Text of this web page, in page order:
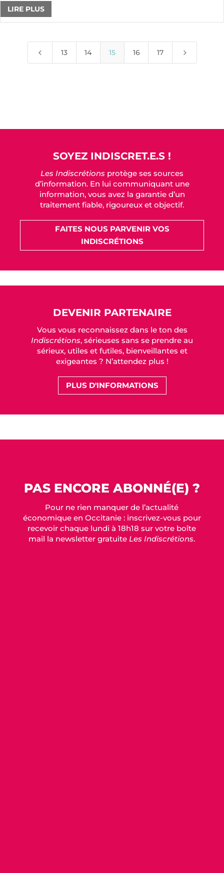
LIRE PLUS
4 13 14 15 16 17 5
SOYEZ INDISCRET.E.S !
Les Indiscrétions protège ses sources
d’information. En lui communiquant une
information, vous avez la garantie d’un
traitement fiable, rigoureux et objectif.
FAITES NOUS PARVENIR VOS
INDISCRÉTIONS
DEVENIR PARTENAIRE
Vous vous reconnaissez dans le ton des
Indiscrétions, sérieuses sans se prendre au
sérieux, utiles et futiles, bienveillantes et
exigeantes ? N’attendez plus !
PLUS D'INFORMATIONS
PAS ENCORE ABONNÉ(E) ?
Pour ne rien manquer de l’actualité
économique en Occitanie : inscrivez-vous pour
recevoir chaque lundi à 18h18 sur votre boîte
mail la newsletter gratuiteLes Indiscrétions.